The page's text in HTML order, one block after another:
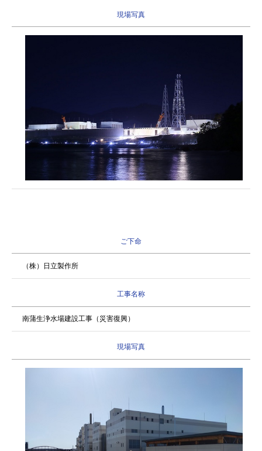
現場写真
ご下命
（株）日立製作所
工事名称
南蒲生浄水場建設工事（災害復興）
現場写真